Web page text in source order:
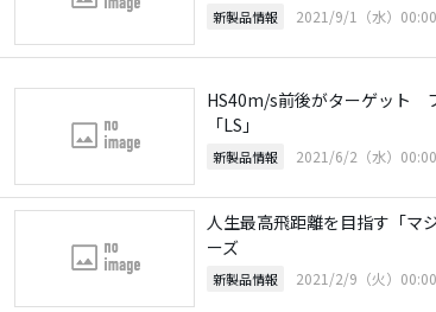
新製品情報 2021/9/1（水）00:00
HS40m/s前後がターゲット
「LS」
新製品情報 2021/6/2（水）00:00
人生最高飛距離を目指す「マ
ーズ
新製品情報 2021/2/9（火）00:00